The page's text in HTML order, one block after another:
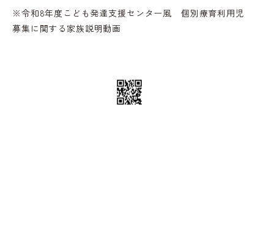
※令和8年度こども発達支援センター風 個別療育利用児
募集に関する家族説明動画